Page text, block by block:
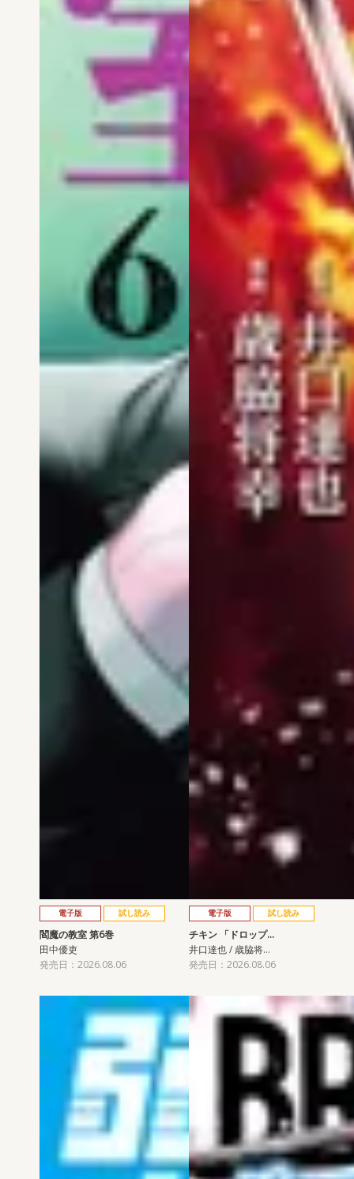
電子版 試し読み
閻魔の教室 第6巻
田中優吏
発売日：2026.08.06
電子版 試し読み
チキン 「ドロップ…
井口達也 / 歳脇将…
発売日：2026.08.06